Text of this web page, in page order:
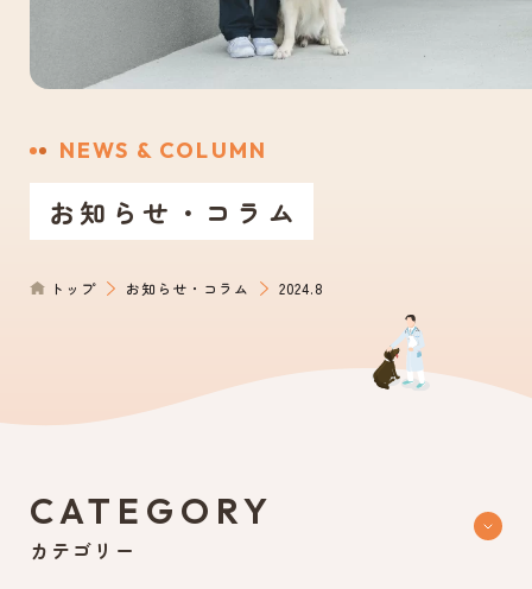
採用情報
0561-39-1172
電話からのご予約
NEWS & COLUMN
お知らせ・コラム
トップ お知らせ・コラム 2024.8
CATEGORY
カテゴリー